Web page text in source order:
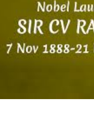
ವಿಜ್ಞಾನಿ
ಸರ್
ಸಿ.ವಿ.ರಾಮನ್-
ಡಾ.ಶಶಿಕಾಂತ್